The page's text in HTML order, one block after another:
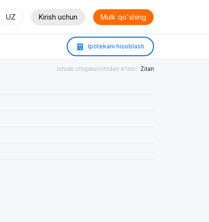
UZ Kirish uchun Mulk qo'shing
Ipotekani hisoblash
Ishlab chiqaruvchidan e'lon: Zilan